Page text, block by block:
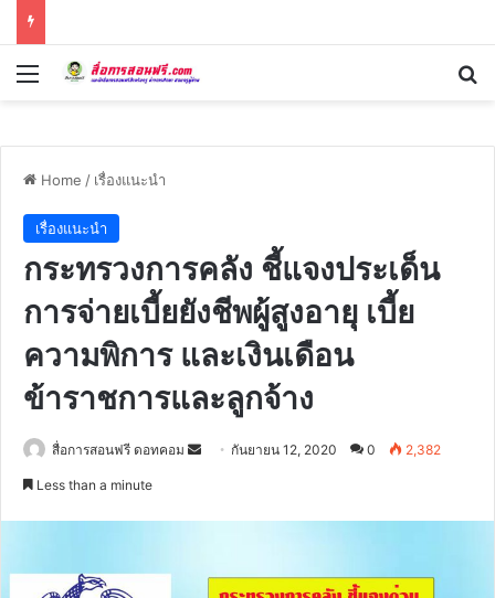
Menu
Home / เรื่องแนะนำ
เรื่องแนะนำ
กระทรวงการคลัง ชี้แจงประเด็น
การจ่ายเบี้ยยังชีพผู้สูงอายุ เบี้ย
ความพิการ และเงินเดือน
ข้าราชการและลูกจ้าง
สื่อการสอนฟรี ดอทคอม
Send กันยายน 12, 2020 0 2,382
Less than a minute